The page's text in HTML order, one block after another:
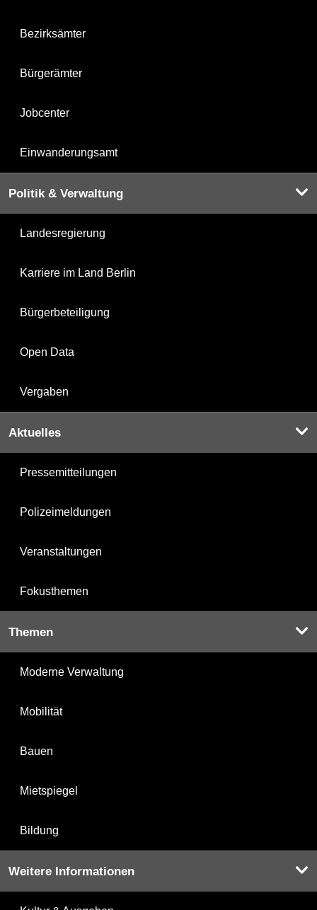
Bezirksämter
Bürgerämter
Jobcenter
Einwanderungsamt
Politik & Verwaltung
Landesregierung
Karriere im Land Berlin
Bürgerbeteiligung
Open Data
Vergaben
Aktuelles
Pressemitteilungen
Polizeimeldungen
Veranstaltungen
Fokusthemen
Themen
Moderne Verwaltung
Mobilität
Bauen
Mietspiegel
Bildung
Weitere Informationen